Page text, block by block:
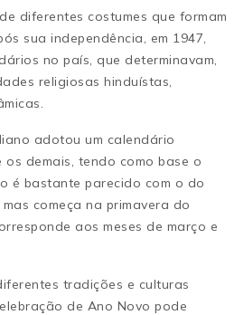
diferentes costumes que formam
sua independência, em 1947,
no país, que determinavam,
religiosas hinduístas,
adotou um calendário
demais, tendo como base o
é bastante parecido com o do
começa na primavera do
aos meses de março e
tradições e culturas
de Ano Novo pode